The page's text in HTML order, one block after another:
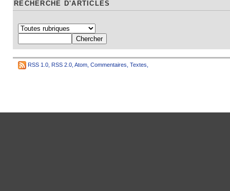
RECHERCHE D'ARTICLES
RSS 1.0 RSS 2.0 Atom Commentaires Textes